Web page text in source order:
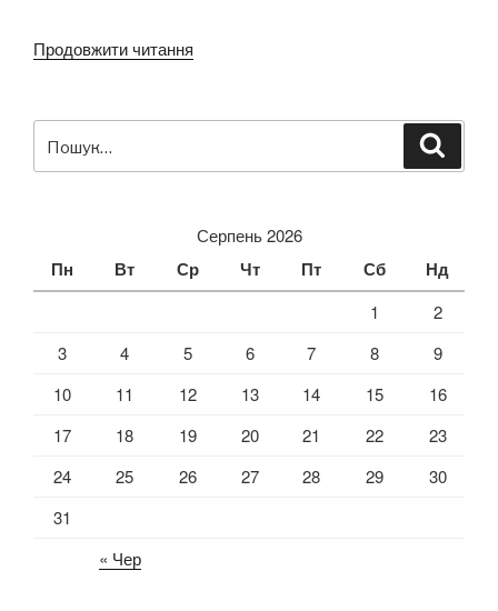
Продовжити читання
за
Серпень 2026
Пн Вт Ср Чт Пт Сб Нд
1
2
3
4 5 6 7 8
9
10
11 12 13 14 15
16
17
18 19 20 21 22
23
24
25 26 27 28 29
30
31
« Чер